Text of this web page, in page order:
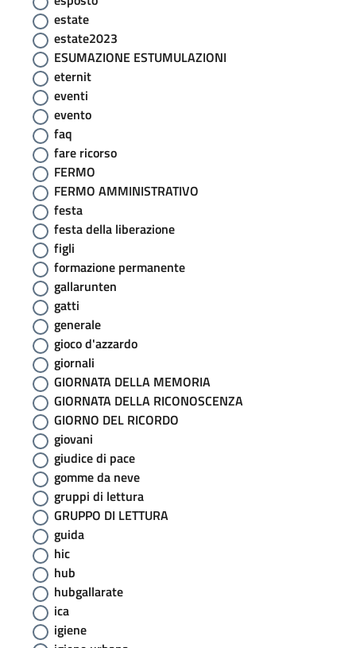
estate
estate2023
ESUMAZIONE ESTUMULAZIONI
eternit
eventi
evento
faq
fare ricorso
FERMO
FERMO AMMINISTRATIVO
festa
festa della liberazione
figli
formazione permanente
gallarunten
gatti
generale
gioco d'azzardo
giornali
GIORNATA DELLA MEMORIA
GIORNATA DELLA RICONOSCENZA
GIORNO DEL RICORDO
giovani
giudice di pace
gomme da neve
gruppi di lettura
GRUPPO DI LETTURA
guida
hic
hub
hubgallarate
ica
igiene